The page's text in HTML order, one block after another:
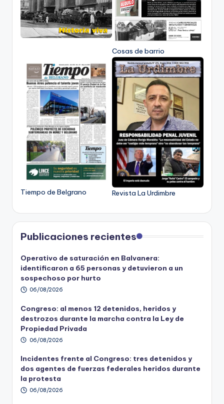
Cosas de barrio
Tiempo de Belgrano Revista La Urdimbre
Publicaciones recientes
Operativo de saturación en Balvanera:
identificaron a 65 personas y detuvieron a un
sospechoso por hurto
06/08/2026
Congreso: al menos 12 detenidos, heridos y
destrozos durante la marcha contra la Ley de
Propiedad Privada
06/08/2026
Incidentes frente al Congreso: tres detenidos y
dos agentes de fuerzas federales heridos durante
la protesta
06/08/2026